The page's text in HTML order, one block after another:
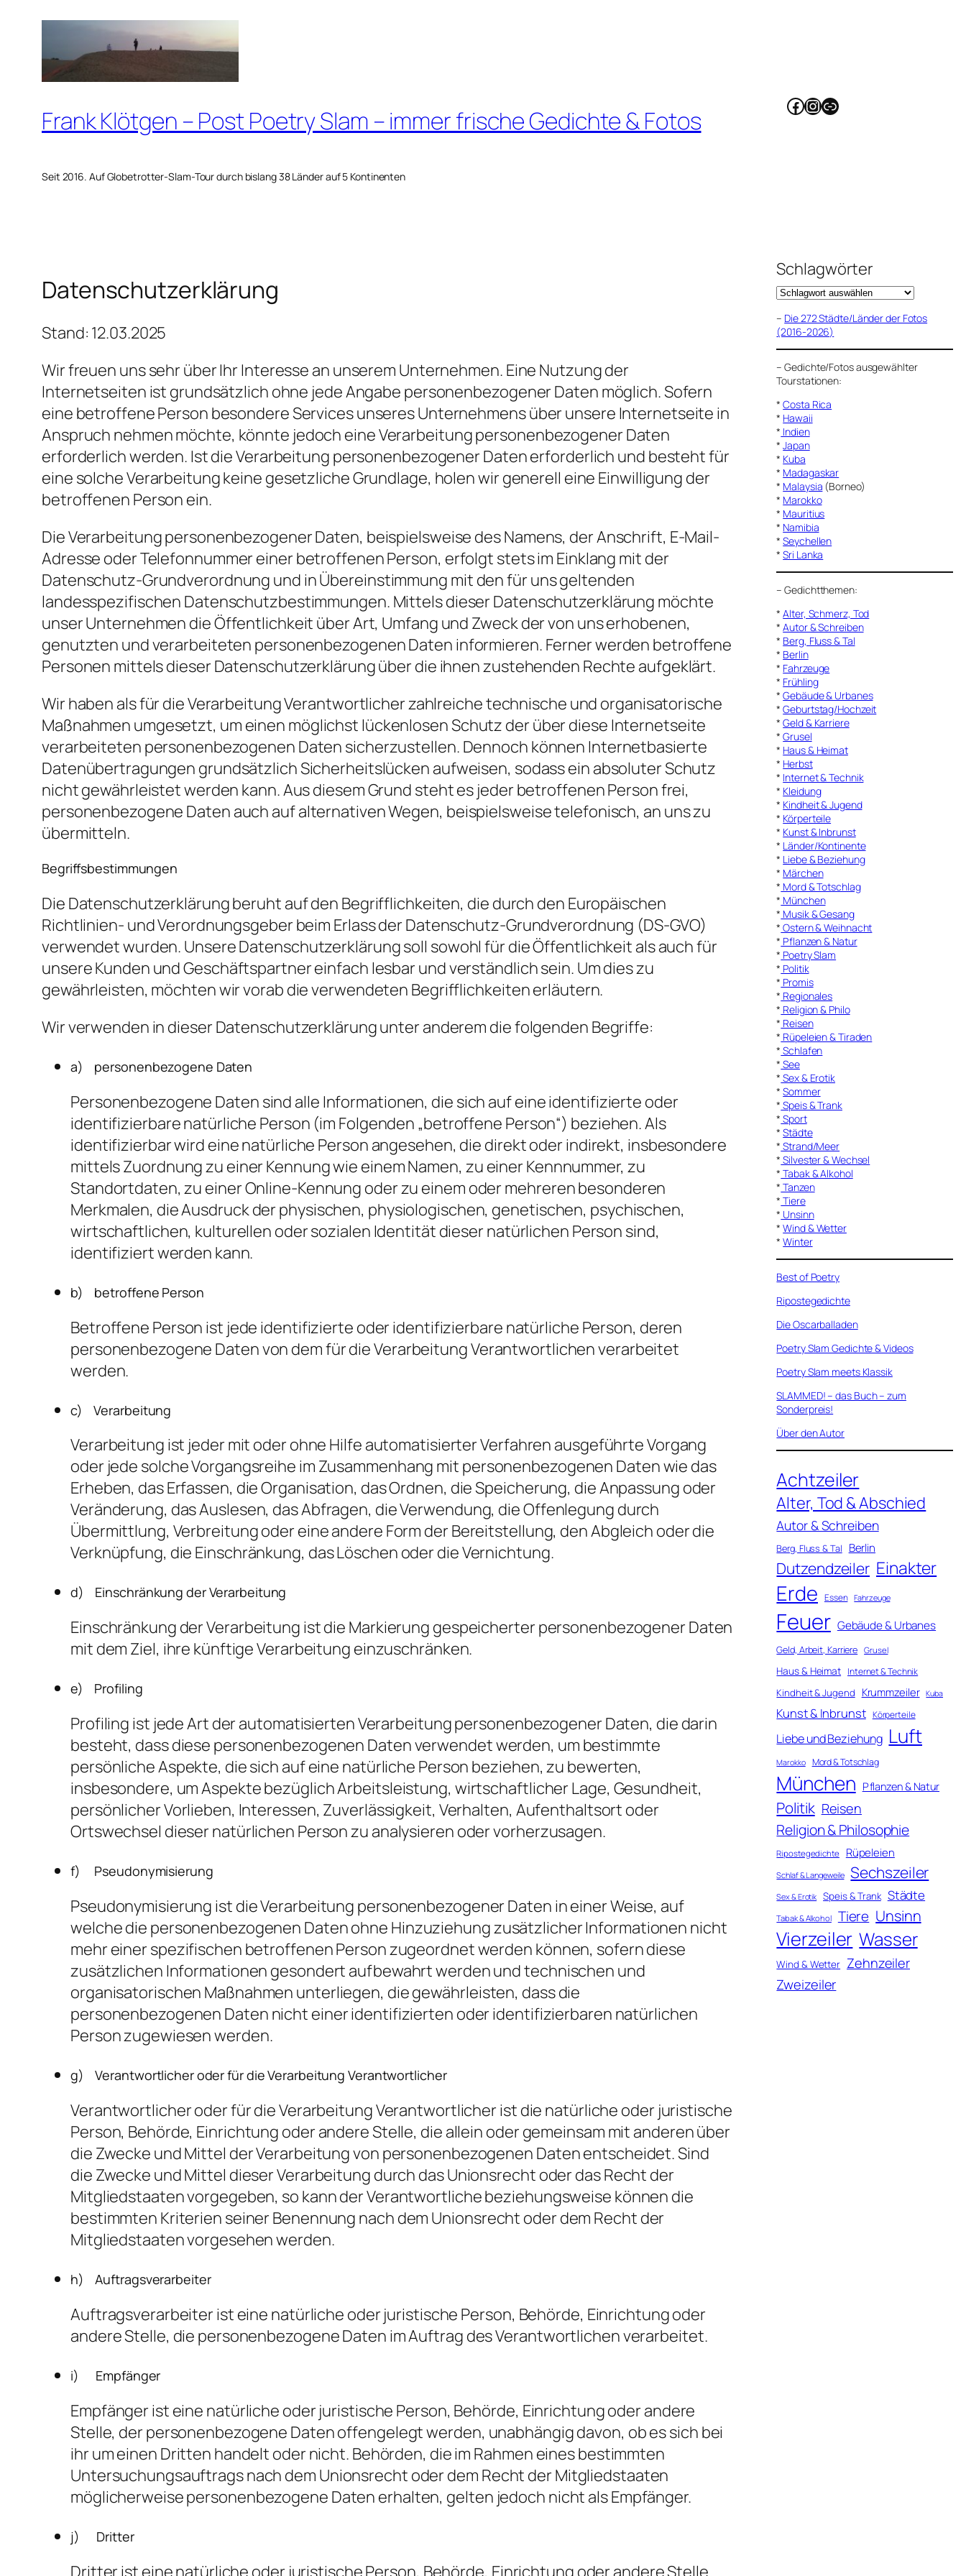
springen
Frank Klötgen – Post Poetry Slam – immer frische Gedichte & Fotos
Seit 2016. Auf Globetrotter-Slam-Tour durch bislang 38 Länder auf 5 Kontinenten
Facebook
Instagram
Link
Datenschutzerklärung
Stand: 12.03.2025
Wir freuen uns sehr über Ihr Interesse an unserem Unternehmen. Eine Nutzung der
Internetseiten ist grundsätzlich ohne jede Angabe personenbezogener Daten möglich. Sofern
eine betroffene Person besondere Services unseres Unternehmens über unsere Internetseite in
Anspruch nehmen möchte, könnte jedoch eine Verarbeitung personenbezogener Daten
erforderlich werden. Ist die Verarbeitung personenbezogener Daten erforderlich und besteht für
eine solche Verarbeitung keine gesetzliche Grundlage, holen wir generell eine Einwilligung der
betroffenen Person ein.
Die Verarbeitung personenbezogener Daten, beispielsweise des Namens, der Anschrift, E-Mail-
Adresse oder Telefonnummer einer betroffenen Person, erfolgt stets im Einklang mit der
Datenschutz-Grundverordnung und in Übereinstimmung mit den für uns geltenden
landesspezifischen Datenschutzbestimmungen. Mittels dieser Datenschutzerklärung möchte
unser Unternehmen die Öffentlichkeit über Art, Umfang und Zweck der von uns erhobenen,
genutzten und verarbeiteten personenbezogenen Daten informieren. Ferner werden betroffene
Personen mittels dieser Datenschutzerklärung über die ihnen zustehenden Rechte aufgeklärt.
Wir haben als für die Verarbeitung Verantwortlicher zahlreiche technische und organisatorische
Maßnahmen umgesetzt, um einen möglichst lückenlosen Schutz der über diese Internetseite
verarbeiteten personenbezogenen Daten sicherzustellen. Dennoch können Internetbasierte
Datenübertragungen grundsätzlich Sicherheitslücken aufweisen, sodass ein absoluter Schutz
nicht gewährleistet werden kann. Aus diesem Grund steht es jeder betroffenen Person frei,
personenbezogene Daten auch auf alternativen Wegen, beispielsweise telefonisch, an uns zu
übermitteln.
Begriffsbestimmungen
Die Datenschutzerklärung beruht auf den Begrifflichkeiten, die durch den Europäischen
Richtlinien- und Verordnungsgeber beim Erlass der Datenschutz-Grundverordnung (DS-GVO)
verwendet wurden. Unsere Datenschutzerklärung soll sowohl für die Öffentlichkeit als auch für
unsere Kunden und Geschäftspartner einfach lesbar und verständlich sein. Um dies zu
gewährleisten, möchten wir vorab die verwendeten Begrifflichkeiten erläutern.
Wir verwenden in dieser Datenschutzerklärung unter anderem die folgenden Begriffe:
a) personenbezogene Daten
Personenbezogene Daten sind alle Informationen, die sich auf eine identifizierte oder
identifizierbare natürliche Person (im Folgenden „betroffene Person“) beziehen. Als
identifizierbar wird eine natürliche Person angesehen, die direkt oder indirekt, insbesondere
mittels Zuordnung zu einer Kennung wie einem Namen, zu einer Kennnummer, zu
Standortdaten, zu einer Online-Kennung oder zu einem oder mehreren besonderen
Merkmalen, die Ausdruck der physischen, physiologischen, genetischen, psychischen,
wirtschaftlichen, kulturellen oder sozialen Identität dieser natürlichen Person sind,
identifiziert werden kann.
b) betroffene Person
Betroffene Person ist jede identifizierte oder identifizierbare natürliche Person, deren
personenbezogene Daten von dem für die Verarbeitung Verantwortlichen verarbeitet
werden.
c) Verarbeitung
Verarbeitung ist jeder mit oder ohne Hilfe automatisierter Verfahren ausgeführte Vorgang
oder jede solche Vorgangsreihe im Zusammenhang mit personenbezogenen Daten wie das
Erheben, das Erfassen, die Organisation, das Ordnen, die Speicherung, die Anpassung oder
Veränderung, das Auslesen, das Abfragen, die Verwendung, die Offenlegung durch
Übermittlung, Verbreitung oder eine andere Form der Bereitstellung, den Abgleich oder die
Verknüpfung, die Einschränkung, das Löschen oder die Vernichtung.
d) Einschränkung der Verarbeitung
Einschränkung der Verarbeitung ist die Markierung gespeicherter personenbezogener Daten
mit dem Ziel, ihre künftige Verarbeitung einzuschränken.
e) Profiling
Profiling ist jede Art der automatisierten Verarbeitung personenbezogener Daten, die darin
besteht, dass diese personenbezogenen Daten verwendet werden, um bestimmte
persönliche Aspekte, die sich auf eine natürliche Person beziehen, zu bewerten,
insbesondere, um Aspekte bezüglich Arbeitsleistung, wirtschaftlicher Lage, Gesundheit,
persönlicher Vorlieben, Interessen, Zuverlässigkeit, Verhalten, Aufenthaltsort oder
Ortswechsel dieser natürlichen Person zu analysieren oder vorherzusagen.
f) Pseudonymisierung
Pseudonymisierung ist die Verarbeitung personenbezogener Daten in einer Weise, auf
welche die personenbezogenen Daten ohne Hinzuziehung zusätzlicher Informationen nicht
mehr einer spezifischen betroffenen Person zugeordnet werden können, sofern diese
zusätzlichen Informationen gesondert aufbewahrt werden und technischen und
organisatorischen Maßnahmen unterliegen, die gewährleisten, dass die
personenbezogenen Daten nicht einer identifizierten oder identifizierbaren natürlichen
Person zugewiesen werden.
g) Verantwortlicher oder für die Verarbeitung Verantwortlicher
Verantwortlicher oder für die Verarbeitung Verantwortlicher ist die natürliche oder juristische
Person, Behörde, Einrichtung oder andere Stelle, die allein oder gemeinsam mit anderen über
die Zwecke und Mittel der Verarbeitung von personenbezogenen Daten entscheidet. Sind
die Zwecke und Mittel dieser Verarbeitung durch das Unionsrecht oder das Recht der
Mitgliedstaaten vorgegeben, so kann der Verantwortliche beziehungsweise können die
bestimmten Kriterien seiner Benennung nach dem Unionsrecht oder dem Recht der
Mitgliedstaaten vorgesehen werden.
h) Auftragsverarbeiter
Auftragsverarbeiter ist eine natürliche oder juristische Person, Behörde, Einrichtung oder
andere Stelle, die personenbezogene Daten im Auftrag des Verantwortlichen verarbeitet.
i) Empfänger
Empfänger ist eine natürliche oder juristische Person, Behörde, Einrichtung oder andere
Stelle, der personenbezogene Daten offengelegt werden, unabhängig davon, ob es sich bei
ihr um einen Dritten handelt oder nicht. Behörden, die im Rahmen eines bestimmten
Untersuchungsauftrags nach dem Unionsrecht oder dem Recht der Mitgliedstaaten
möglicherweise personenbezogene Daten erhalten, gelten jedoch nicht als Empfänger.
j) Dritter
Dritter ist eine natürliche oder juristische Person, Behörde, Einrichtung oder andere Stelle
Schlagwörter
– Die 272 Städte/Länder der Fotos
(2016-2026)
–Gedichte/Fotos ausgewählter
Tourstationen:
*Costa Rica
* Hawaii
* Indien
*Japan
* Kuba
* Madagaskar
* Malaysia (Borneo)
* Marokko
* Mauritius
* Namibia
*Seychellen
*Sri Lanka
–Gedichtthemen:
*Alter, Schmerz, Tod
*Autor & Schreiben
* Berg, Fluss & Tal
* Berlin
* Fahrzeuge
* Frühling
*Gebäude & Urbanes
*Geburtstag/Hochzeit
*Geld & Karriere
*Grusel
* Haus & Heimat
* Herbst
* Internet & Technik
* Kleidung
* Kindheit & Jugend
* Körperteile
* Kunst & Inbrunst
* Länder/Kontinente
* Liebe & Beziehung
* Märchen
* Mord & Totschlag
* München
* Musik & Gesang
* Ostern & Weihnacht
* Pflanzen & Natur
* Poetry Slam
* Politik
* Promis
* Regionales
* Religion & Philo
* Reisen
* Rüpeleien & Tiraden
* Schlafen
* See
* Sex & Erotik
*Sommer
* Speis & Trank
* Sport
*Städte
* Strand/Meer
* Silvester & Wechsel
* Tabak & Alkohol
* Tanzen
* Tiere
* Unsinn
*Wind & Wetter
*Winter
Best of Poetry
Ripostegedichte
Die Oscarballaden
Poetry Slam Gedichte & Videos
Poetry Slam meets Klassik
SLAMMED! – das Buch – zum
Sonderpreis!
Über den Autor
Achtzeiler
Alter, Tod & Abschied
Autor & Schreiben
Berg, Fluss & Tal Berlin
Dutzendzeiler Einakter
Erde Essen Fahrzeuge
Feuer Gebäude & Urbanes
Geld, Arbeit, Karriere Grusel
Haus & Heimat Internet & Technik
Kindheit & Jugend Krummzeiler Kuba
Kunst & Inbrunst Körperteile
Liebe und Beziehung Luft
Marokko Mord & Totschlag
München Pflanzen & Natur
Politik Reisen
Religion & Philosophie
Ripostegedichte Rüpeleien
Schlaf & Langeweile Sechszeiler
Sex & Erotik Speis & Trank Städte
Tabak & Alkohol Tiere Unsinn
Vierzeiler Wasser
Wind & Wetter Zehnzeiler
Zweizeiler